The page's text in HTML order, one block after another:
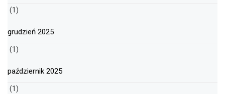
(1)
grudzień 2025
(1)
październik 2025
(1)